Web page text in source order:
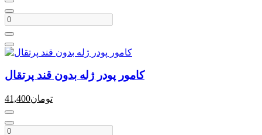
کامور پودر ژله بدون قند پرتقال
41,400تومان